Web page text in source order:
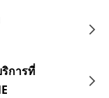
การที่